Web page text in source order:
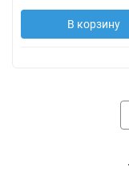
В корзину